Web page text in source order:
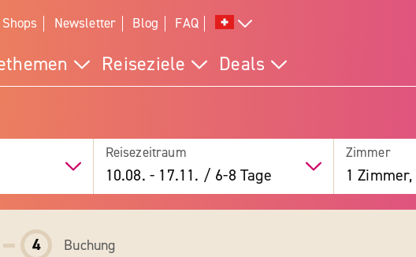
Newsletter Blog FAQ
Reiseziele Deals
Reisezeitraum
10.08. - 17.11. / 6-8 Tage
Zimmer
1
4 Buchung